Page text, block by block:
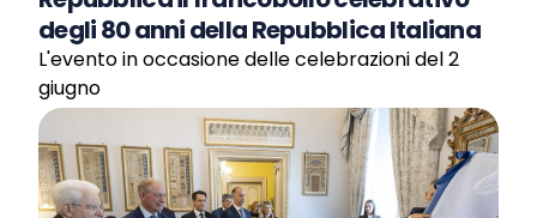
degli 80 anni della Repubblica Italiana
L'evento in occasione delle celebrazioni del 2
giugno